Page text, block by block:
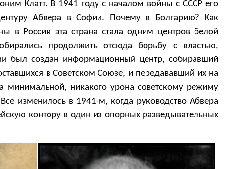
Клатт. В 1941 году с началом войны с СССР его
Абвера в Софии. Почему в Болгарию? Как
в России эта страна стала одним центров белой
продолжить отсюда борьбу с властью,
был создан информационный центр, собиравший
в Советском Союзе, и передававший их на
минимальной, никакого урона советскому режиму
изменилось в 1941-м, когда руководство Абвера
контору в один из опорных разведывательных